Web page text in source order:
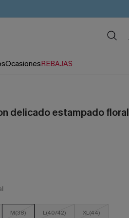
OcasionesREBAJAS
delicado estampado floral
M(38) L(40/42) XL(44)